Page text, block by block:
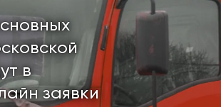
в
заявки